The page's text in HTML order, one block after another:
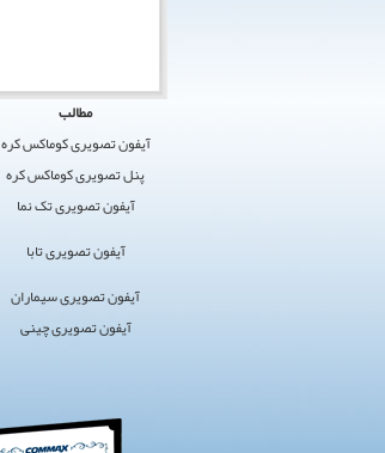
کوماکس
ایران
کوماکس
تصویری
سایت
برگزیده
مطالب
آیفون تصویری کوماکس کره
پنل تصویری کوماکس کره
آیفون تصویری تک نما
آیفون تصویری تابا
آیفون تصویری سیماران
آیفون تصویری چینی